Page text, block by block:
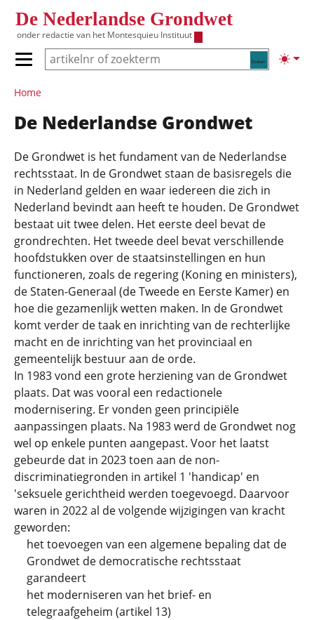
De Nederlandse Grondwet
onder redactie van het Montesquieu Instituut
Zoeken
Primair menu tonen/verbergen
Hoofdnavigatie
Home
De Nederlandse Grondwet
De Grondwet is het fundament van de Nederlandse
rechtsstaat. In de Grondwet staan de basisregels die
in Nederland gelden en waar iedereen die zich in
Nederland bevindt aan heeft te houden. De Grondwet
bestaat uit twee delen. Het eerste deel bevat de
grondrechten. Het tweede deel bevat verschillende
hoofdstukken over de staatsinstellingen en hun
functioneren, zoals de regering (Koning en ministers),
de Staten-Generaal (de Tweede en Eerste Kamer) en
hoe die gezamenlijk wetten maken. In de Grondwet
komt verder de taak en inrichting van de rechterlijke
macht en de inrichting van het provinciaal en
gemeentelijk bestuur aan de orde.
In 1983 vond een grote herziening van de Grondwet
plaats. Dat was vooral een redactionele
modernisering. Er vonden geen principiële
aanpassingen plaats. Na 1983 werd de Grondwet nog
wel op enkele punten aangepast. Voor het laatst
gebeurde dat in 2023 toen aan de non-
discriminatiegronden in artikel 1 'handicap' en
'seksuele gerichtheid werden toegevoegd. Daarvoor
waren in 2022 al de volgende wijzigingen van kracht
geworden:
het toevoegen van een algemene bepaling dat de
Grondwet de democratische rechtsstaat
garandeert
het moderniseren van het brief- en
telegraafgeheim (artikel 13)